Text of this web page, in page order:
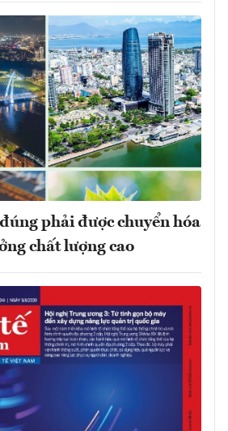
phải được chuyển hóa
chất lượng cao